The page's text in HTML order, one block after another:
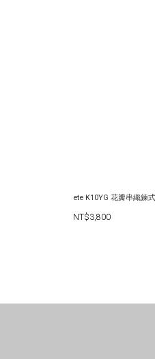
ete K10YG 花瓣串織鍊
NT$3,800